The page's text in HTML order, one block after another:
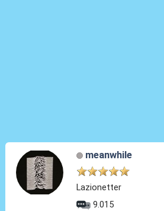
meanwhile
Lazionetter
9.015